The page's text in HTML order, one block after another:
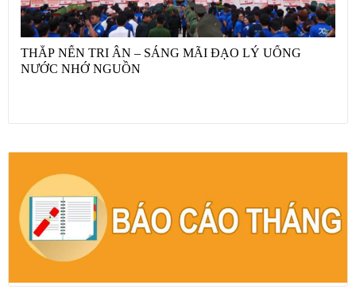
THẮP NẾN TRI ÂN – SÁNG MÃI ĐẠO LÝ UỐNG
NƯỚC NHỚ NGUỒN